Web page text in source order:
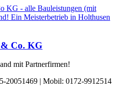
& Co. KG
mit Partnerfirmen!
20051469 | Mobil: 0172-9912514